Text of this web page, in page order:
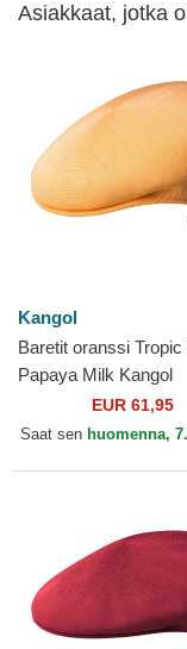
Asiakkaat, jotka
Kangol
Baretit oranssi Tropic
Papaya Milk Kangol
EUR 61,95
Saat sen huomenna,